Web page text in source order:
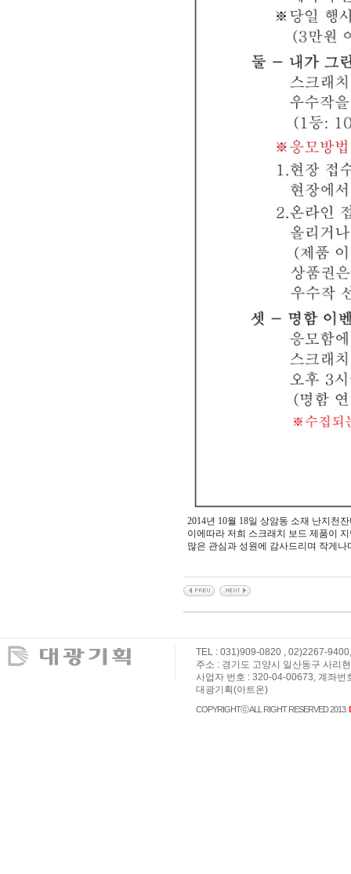
2014년 10월 18일 상암동 소재 난지천
이에따라 저희 스크래치 보드 제품이
많은 관심과 성원에 감사드리며 작게
TEL : 031)909-0820 , 02)2267-
주소 : 경기도 고양시 일산동구 사리
사업자 번호 : 320-04-00673, 계좌
대광기획(아트온)
COPYRIGHTⓒ ALL RIGHT RESERVED 2013.